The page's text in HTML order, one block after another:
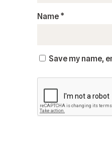
Name *
Save my name,